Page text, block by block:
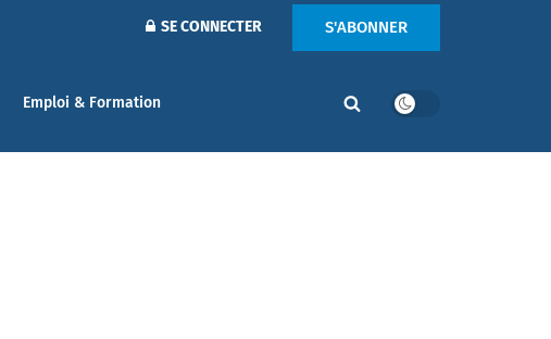
SE CONNECTER S'ABONNER
Emploi & Formation